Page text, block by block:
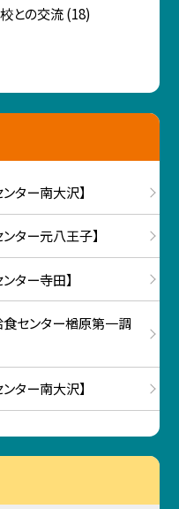
との交流(18)
ター南大沢】
ター元八王子】
ター寺田】
食センター楢原第一調
ター南大沢】